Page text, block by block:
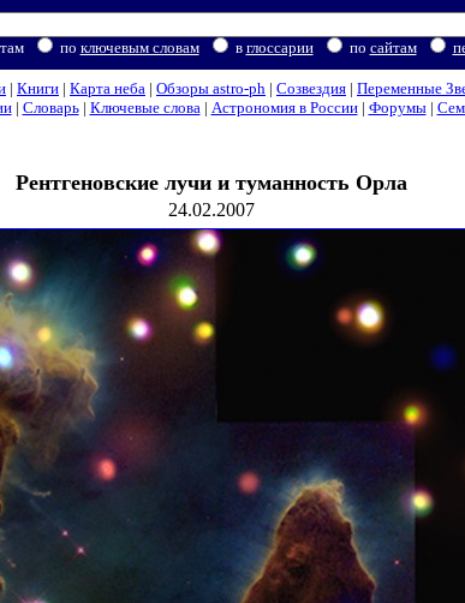
по ключевым словам в глоссарии по сайтам
| Книги | Карта неба | Обзоры astro-ph | Созвездия | Переменные
| Словарь| Ключевые слова| Астрономия в России| Форумы|
Рентгеновские лучи и туманность Орла
24.02.2007